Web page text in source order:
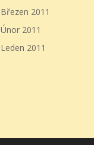
Březen 2011
Únor 2011
Leden 2011